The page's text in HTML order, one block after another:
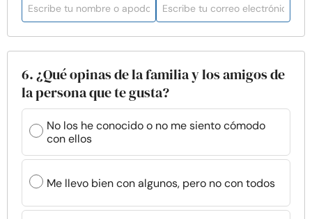
6. ¿Qué opinas de la familia y los amigos de
la persona que te gusta?
No los he conocido o no me siento cómodo
con ellos
Me llevo bien con algunos, pero no con todos